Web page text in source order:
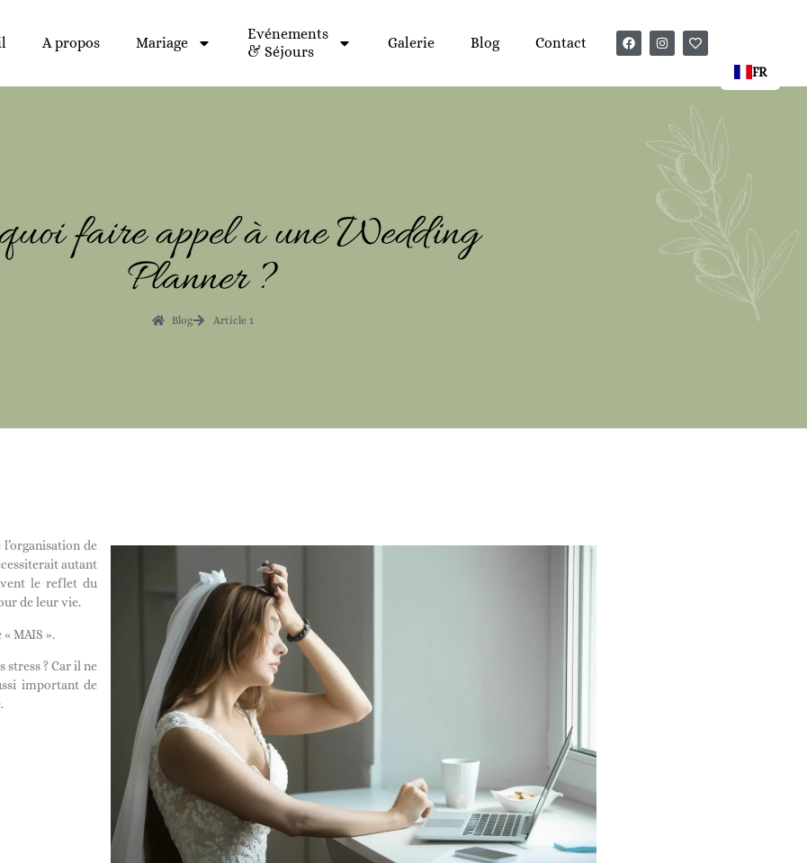
A propos Mariage
Evénements
& Séjours
Galerie Blog Contact
faire appel à une Wedding
Planner ?
Blog Article 1
de
autant
le reflet du
de leur vie.
MAIS ».
? Car il ne
important de
FR